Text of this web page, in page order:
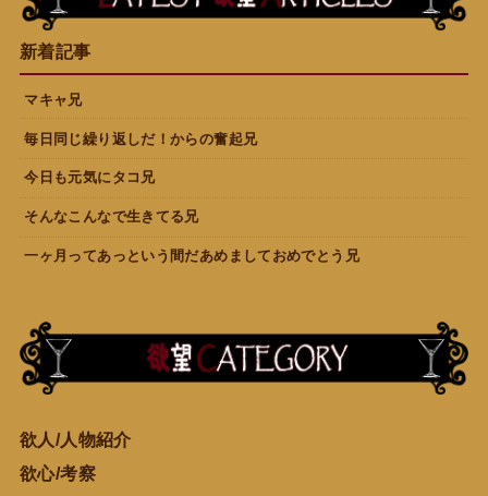
新着記事
マキャ兄
毎日同じ繰り返しだ！からの奮起兄
今日も元気にタコ兄
そんなこんなで生きてる兄
一ヶ月ってあっという間だあめましておめでとう兄
欲人/人物紹介
欲心/考察